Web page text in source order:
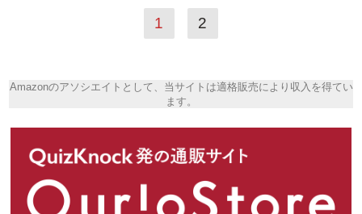
1 2
Amazonのアソシエイトとして、当サイトは適格販売により収入を得てい
ます。